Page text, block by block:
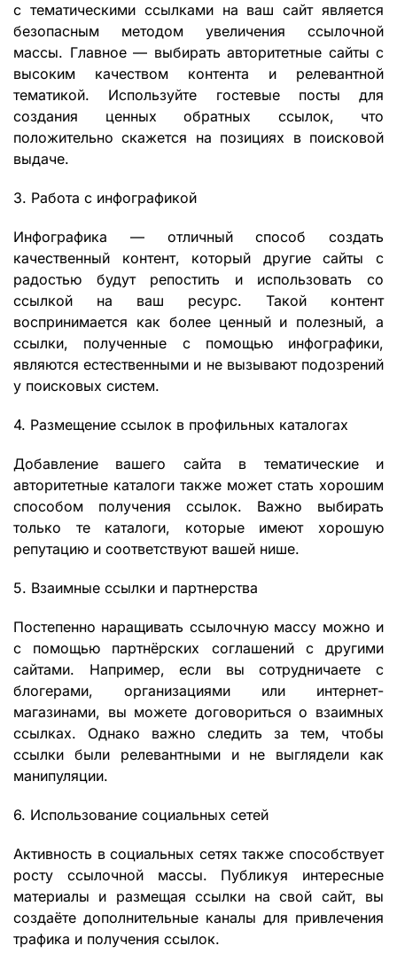
с тематическими ссылками на ваш сайт является
безопасным методом увеличения ссылочной
массы. Главное — выбирать авторитетные сайты с
высоким качеством контента и релевантной
тематикой. Используйте гостевые посты для
создания ценных обратных ссылок, что
положительно скажется на позициях в поисковой
выдаче.
3. Работа с инфографикой
Инфографика — отличный способ создать
качественный контент, который другие сайты с
радостью будут репостить и использовать со
ссылкой на ваш ресурс. Такой контент
воспринимается как более ценный и полезный, а
ссылки, полученные с помощью инфографики,
являются естественными и не вызывают подозрений
у поисковых систем.
4. Размещение ссылок в профильных каталогах
Добавление вашего сайта в тематические и
авторитетные каталоги также может стать хорошим
способом получения ссылок. Важно выбирать
только те каталоги, которые имеют хорошую
репутацию и соответствуют вашей нише.
5. Взаимные ссылки и партнерства
Постепенно наращивать ссылочную массу можно и
с помощью партнёрских соглашений с другими
сайтами. Например, если вы сотрудничаете с
блогерами, организациями или интернет-
магазинами, вы можете договориться о взаимных
ссылках. Однако важно следить за тем, чтобы
ссылки были релевантными и не выглядели как
манипуляции.
6. Использование социальных сетей
Активность в социальных сетях также способствует
росту ссылочной массы. Публикуя интересные
материалы и размещая ссылки на свой сайт, вы
создаёте дополнительные каналы для привлечения
трафика и получения ссылок.